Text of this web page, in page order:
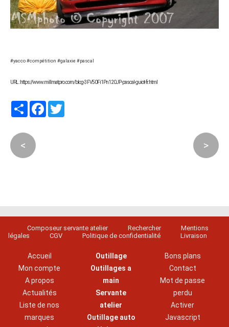
#yacco #compétition #galaxie #pascal
URL : https://www.millmatpro.com/blog-3FV50Fi1Pn120JP-pascal-guiot-fr.html
PartagerFacebook
< >
Composeur servante atelier Rechercher
Mentions
légales
CGV Politique de confidentialité Livraison
Accueil
Mon compte
A propos
Actualités
Liste de nos
marques
Outillage
Outillages a
main
Servante
atelier
Outillage auto
Bons plans
Contact
Mot de passe
perdu
Activer
Javascript